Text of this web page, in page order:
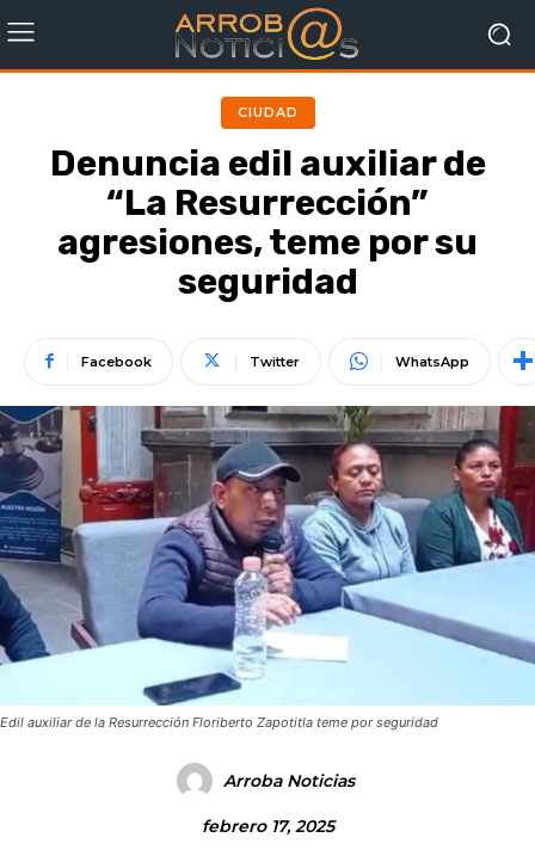
CIUDAD
Denuncia edil auxiliar de
“La Resurrección”
agresiones, teme por su
seguridad
Facebook Twitter WhatsApp
Edil auxiliar de la Resurrección Floriberto Zapotitla teme por seguridad
Arroba Noticias
febrero 17, 2025